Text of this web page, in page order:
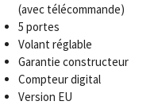
(avec télécommande)
5 portes
Volant réglable
Garantie constructeur
Compteur digital
Version EU